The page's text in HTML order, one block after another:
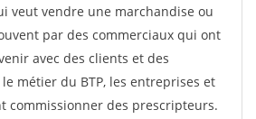
veut vendre une marchandise ou
par des commerciaux qui ont
avec des clients et des
métier du BTP, les entreprises et
commissionner des prescripteurs.